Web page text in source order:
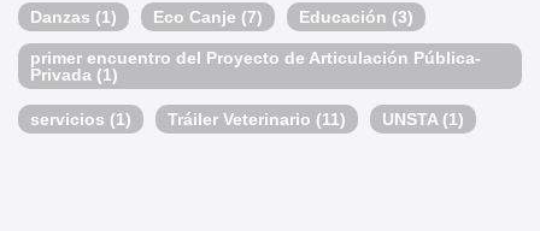
Danzas (1) Eco Canje (7) Educación (3)
primer encuentro del Proyecto de Articulación Pública-
Privada (1)
servicios (1) Tráiler Veterinario (11) UNSTA(1)